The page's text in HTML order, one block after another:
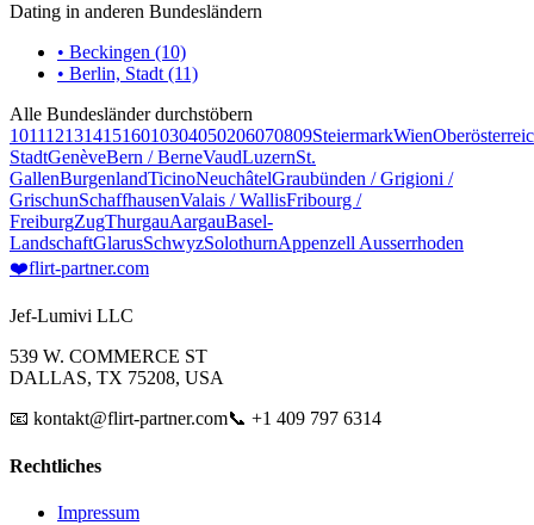
Dating in anderen Bundesländern
• Beckingen (10)
• Berlin, Stadt (11)
Alle Bundesländer durchstöbern
10111213141516010304050206070809SteiermarkWien
StadtGenèveBern / BerneVaudLuzernSt.
GallenBurgenlandTicinoNeuchâtelGraubünden / Grigioni /
GrischunSchaffhausenValais / WallisFribourg /
FreiburgZugThurgauAargauBasel-
LandschaftGlarusSchwyzSolothurnAppenzell Ausserrhoden
❤️flirt-partner.com
Jef-Lumivi LLC
539 W. COMMERCE ST
DALLAS, TX 75208, USA
📧 kontakt@flirt-partner.com📞 +1 409 797 6314
Rechtliches
Impressum